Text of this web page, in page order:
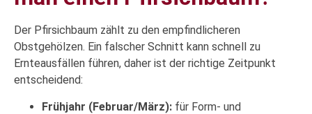
Der Pfirsichbaum zählt zu den empfindlicheren
Obstgehölzen. Ein falscher Schnitt kann schnell zu
Ernteausfällen führen, daher ist der richtige Zeitpunkt
entscheidend:
Frühjahr (Februar/März): für Form- und